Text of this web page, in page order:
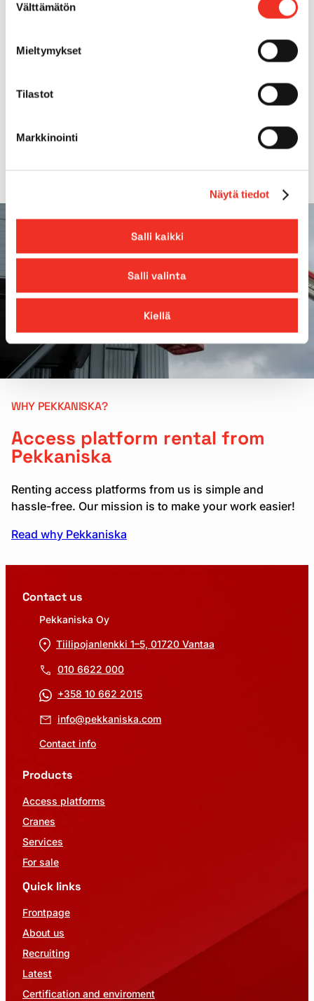
valinta
Välttämätön
Mieltymykset
Tilastot
Markkinointi
Näytä tiedot
Salli kaikki
Salli valinta
Kiellä
Outdoor tyres
Tilt
Gradeability
Platform extension
WHY PEKKANISKA?
Access platform rental from
Pekkaniska
Renting access platforms from us is simple and
hassle-free. Our mission is to make your work easier!
Read why Pekkaniska
Contact us
Pekkaniska Oy
Tiilipojanlenkki 1–5, 01720 Vantaa
010 6622 000
+358 10 662 2015
info@pekkaniska.com
Contact info
Products
Access platforms
Cranes
Services
For sale
Quick links
Frontpage
About us
Recruiting
Latest
Certification and enviroment